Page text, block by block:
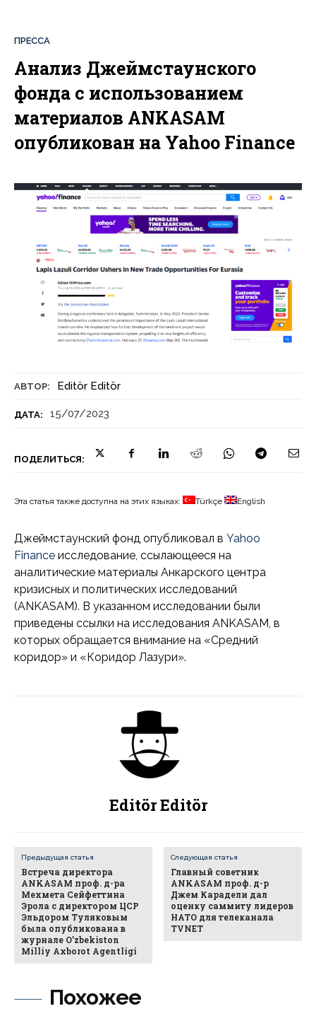
АВТОР: Editör Editör
ДАТА: 15/07/2023
ПОДЕЛИТЬСЯ:
ПРЕССА
Анализ Джеймстаунского
фонда с использованием
материалов ANKASAM
опубликован на Yahoo Finance
Похожее
Эта статья также доступна на этих языках: Türkçe English
Джеймстаунский фонд опубликовал в Yahoo
Finance исследование, ссылающееся на
аналитические материалы Анкарского центра
кризисных и политических исследований
(ANKASAM). В указанном исследовании были
приведены ссылки на исследования ANKASAM, в
которых обращается внимание на «Средний
коридор» и «Коридор Лазури».
Editör Editör
Предыдущая статья
Встреча директора
ANKASAM проф. д-ра
Мехмета Сейфеттина
Эрола с директором ЦСР
Эльдором Туляковым
была опубликована в
журнале O’zbekiston
Milliy Axborot Agentligi
Следующая статья
Главный советник
ANKASAM проф. д-р
Джем Карадели дал
оценку саммиту лидеров
НАТО для телеканала
TVNET